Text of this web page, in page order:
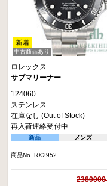
中古商品あり
ロレックス
サブマリーナー
124060
ステンレス
在庫なし (Out of Stock)
再入荷連絡受付中
新品 メンズ
商品No. RX2952
2380000